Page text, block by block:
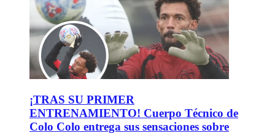
¡TRAS SU PRIMER
ENTRENAMIENTO! Cuerpo Técnico de
Colo Colo entrega sus sensaciones sobre